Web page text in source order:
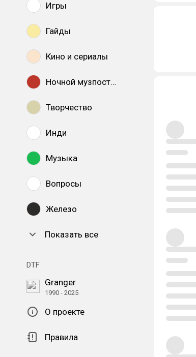
Игры
Гайды
Кино и сериалы
Ночной музпостинг
Творчество
Инди
Музыка
Вопросы
Железо
Показать все
DTF
Granger
1990 - 2025
О проекте
Правила